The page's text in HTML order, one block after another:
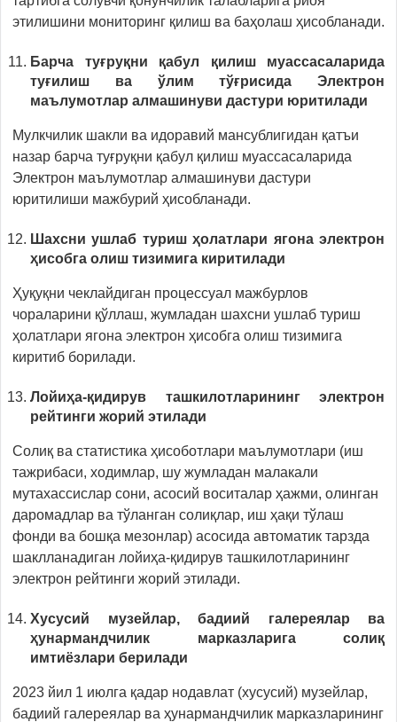
этилишини мониторинг қилиш ва баҳолаш ҳисобланади.
Барча туғруқни қабул қилиш муассасаларида
туғилиш ва ўлим тўғрисида Электрон
маълумотлар алмашинуви дастури юритилади
Мулкчилик шакли ва идоравий мансублигидан қатъи
назар барча туғруқни қабул қилиш муассасаларида
Электрон маълумотлар алмашинуви дастури
юритилиши мажбурий ҳисобланади.
Шахсни ушлаб туриш ҳолатлари ягона электрон
ҳисобга олиш тизимига киритилади
Ҳуқуқни чеклайдиган процессуал мажбурлов
чораларини қўллаш, жумладан шахсни ушлаб туриш
ҳолатлари ягона электрон ҳисобга олиш тизимига
киритиб борилади.
Лойиҳа-қидирув ташкилотларининг электрон
рейтинги жорий этилади
Солиқ ва статистика ҳисоботлари маълумотлари (иш
тажрибаси, ходимлар, шу жумладан малакали
мутахассислар сони, асосий воситалар ҳажми, олинган
даромадлар ва тўланган солиқлар, иш ҳақи тўлаш
фонди ва бошқа мезонлар) асосида автоматик тарзда
шаклланадиган лойиҳа-қидирув ташкилотларининг
электрон рейтинги жорий этилади.
Хусусий музейлар, бадиий галереялар ва
ҳунармандчилик марказларига солиқ
имтиёзлари берилади
2023 йил 1 июлга қадар нодавлат (хусусий) музейлар,
бадиий галереялар ва ҳунармандчилик марказларининг